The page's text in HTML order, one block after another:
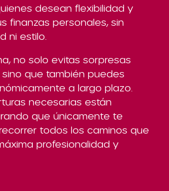
desean flexibilidad y
finanzas personales, sin
ni estilo.
no solo evitas sorpresas
que también puedes
a largo plazo.
necesarias están
que únicamente te
todos los caminos que
profesionalidad y